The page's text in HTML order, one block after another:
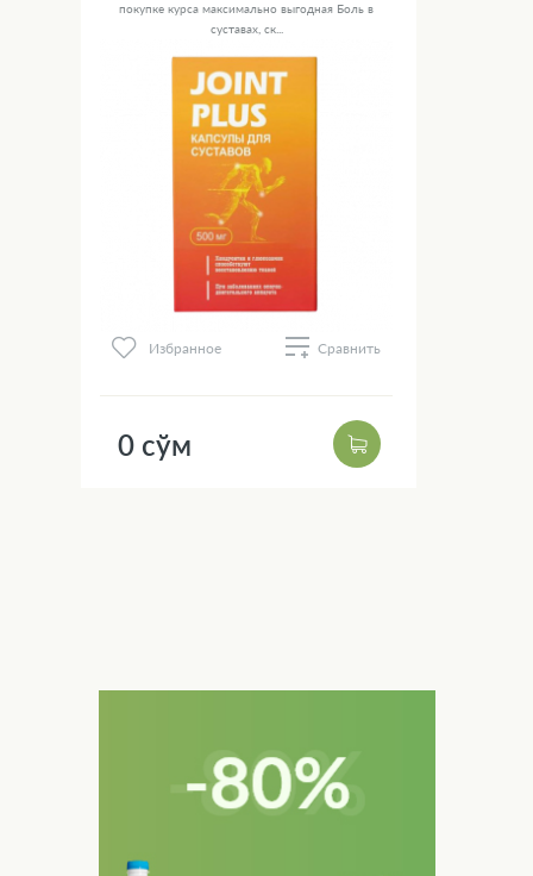
покупке курса максимально выгодная Боль в
суставах, ск...
Избранное Сравнить
0 сўм